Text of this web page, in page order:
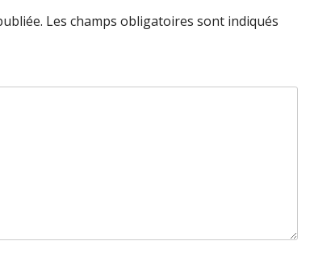
Les champs obligatoires sont indiqués